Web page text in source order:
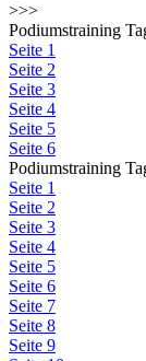
>>>
Podiumstraining
Seite 1
Seite 2
Seite 3
Seite 4
Seite 5
Seite 6
Podiumstraining
Seite 1
Seite 2
Seite 3
Seite 4
Seite 5
Seite 6
Seite 7
Seite 8
Seite 9